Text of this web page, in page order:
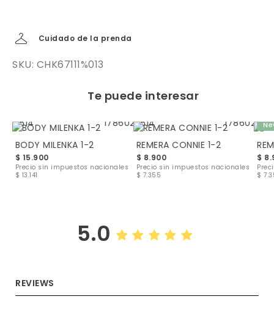
Cuidado de la prenda
SKU: CHK67111%013
Te puede interesar
BODY MILENKA 1-2
$ 15.900
Precio sin impuestos nacionales
$ 13.141
REMERA CONNIE 1-2
$ 8.900
Precio sin impuestos nacionales
$ 7.355
$
$
5.0
REVIEWS